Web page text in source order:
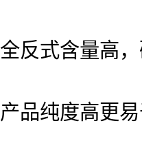
全反式含量高
产品纯度高更